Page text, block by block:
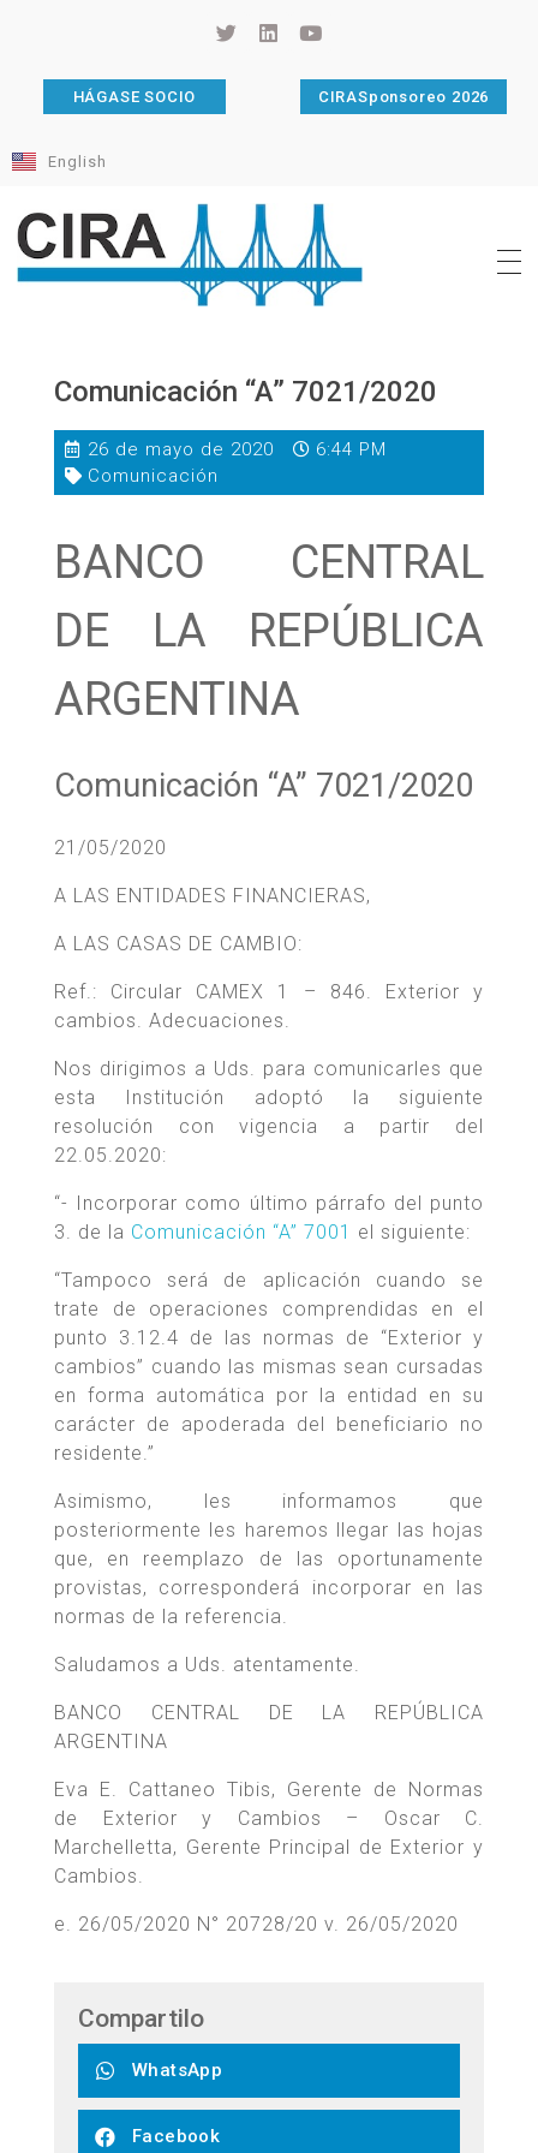
HÁGASE SOCIO CIRASponsoreo 2026
English
Comunicación “A” 7021/2020
26 de mayo de 2020
6:44 PM
Comunicación
BANCO CENTRAL
DE LA REPÚBLICA
ARGENTINA
Comunicación “A” 7021/2020
21/05/2020
A LAS ENTIDADES FINANCIERAS,
A LAS CASAS DE CAMBIO:
Ref.: Circular CAMEX 1 – 846. Exterior y
cambios. Adecuaciones.
Nos dirigimos a Uds. para comunicarles que
esta Institución adoptó la siguiente
resolución con vigencia a partir del
22.05.2020:
“- Incorporar como último párrafo del punto
3. de la Comunicación “A” 7001 el siguiente:
“Tampoco será de aplicación cuando se
trate de operaciones comprendidas en el
punto 3.12.4 de las normas de “Exterior y
cambios” cuando las mismas sean cursadas
en forma automática por la entidad en su
carácter de apoderada del beneficiario no
residente.”
Asimismo, les informamos que
posteriormente les haremos llegar las hojas
que, en reemplazo de las oportunamente
provistas, corresponderá incorporar en las
normas de la referencia.
Saludamos a Uds. atentamente.
BANCO CENTRAL DE LA REPÚBLICA
ARGENTINA
Eva E. Cattaneo Tibis, Gerente de Normas
de Exterior y Cambios – Oscar C.
Marchelletta, Gerente Principal de Exterior y
Cambios.
e. 26/05/2020 N° 20728/20 v. 26/05/2020
Compartilo
WhatsApp
Facebook